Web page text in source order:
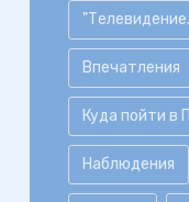
Впечатления
Куда пойти в
Наблюдения